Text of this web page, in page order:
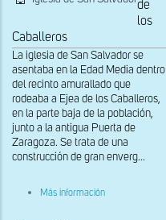
de
los
Caballeros
La iglesia de San Salvador se
asentaba en la Edad Media dentro
del recinto amurallado que
rodeaba a Ejea de los Caballeros,
en la parte baja de la población,
junto a la antigua Puerta de
Zaragoza. Se trata de una
construcción de gran enverg...
Más información